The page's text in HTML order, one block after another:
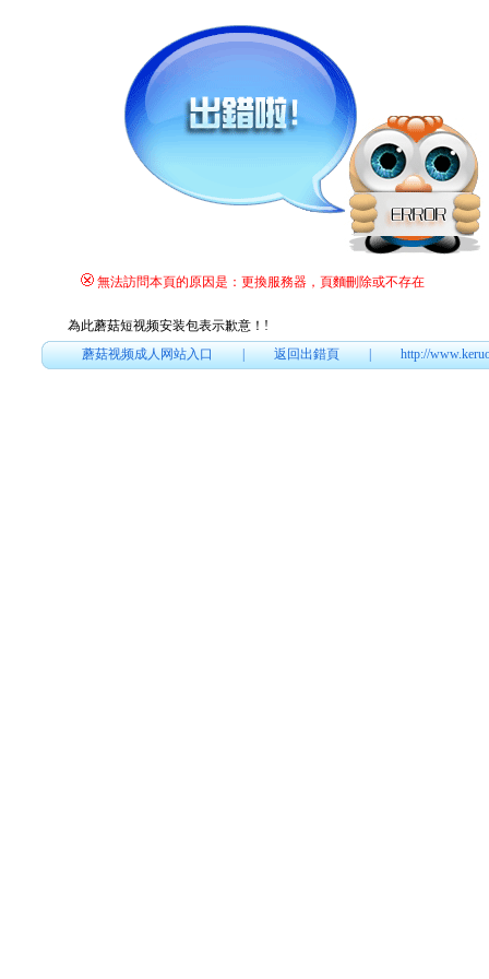
無法訪問本頁的原因是：更換服務器，頁麵刪除或不存在
為此蘑菇短视频安装包表示歉意！ !
蘑菇视频成人网站入口|返回出錯頁|http://